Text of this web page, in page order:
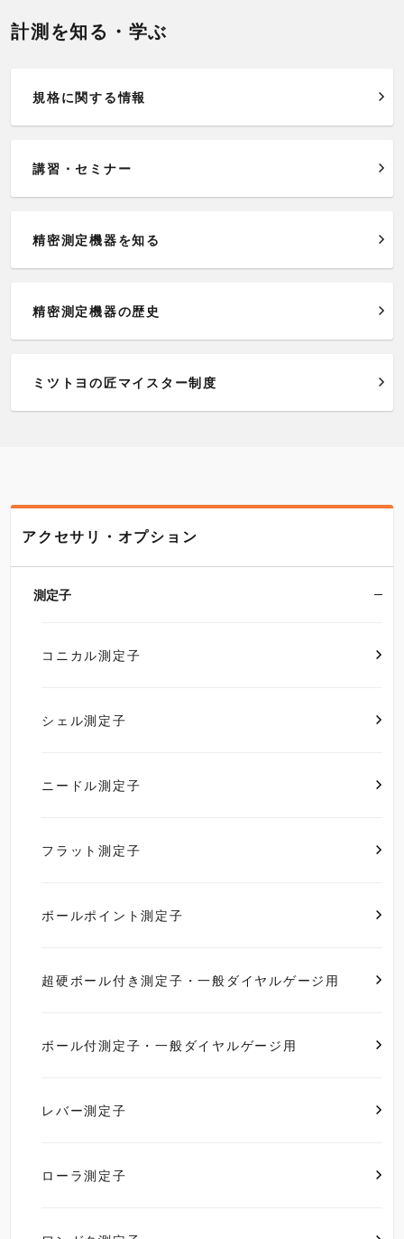
計測を知る・学ぶ
規格に関する情報
講習・セミナー
精密測定機器を知る
精密測定機器の歴史
ミツトヨの匠マイスター制度
アクセサリ・オプション
測定子
コニカル測定子
シェル測定子
ニードル測定子
フラット測定子
ボールポイント測定子
超硬ボール付き測定子・一般ダイヤルゲージ用
ボール付測定子・一般ダイヤルゲージ用
レバー測定子
ローラ測定子